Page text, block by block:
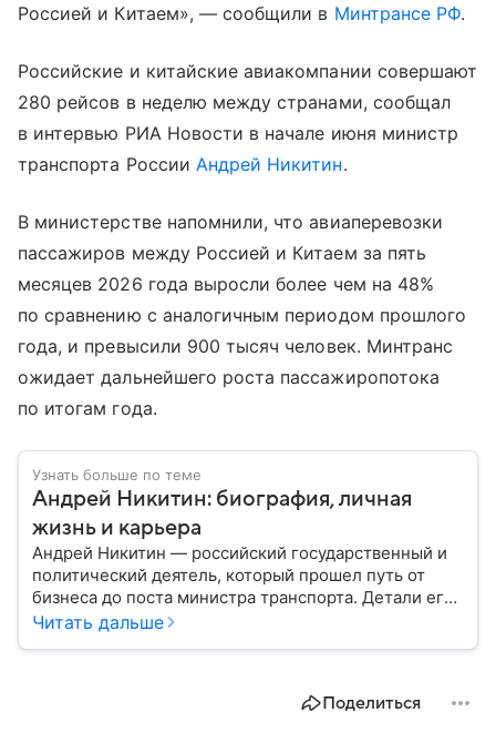
Россией и Китаем», — сообщили в Минтрансе РФ.
Российские и китайские авиакомпании совершают
280 рейсов в неделю между странами, сообщал
в интервью РИА Новости в начале июня министр
транспорта России Андрей Никитин.
В министерстве напомнили, что авиаперевозки
пассажиров между Россией и Китаем за пять
месяцев 2026 года выросли более чем на 48%
по сравнению с аналогичным периодом прошлого
года, и превысили 900 тысяч человек. Минтранс
ожидает дальнейшего роста пассажиропотока
по итогам года.
Узнать больше по теме
Андрей Никитин: биография, личная
жизнь и карьера
Андрей Никитин — российский государственный и
политический деятель, который прошел путь от
бизнеса до поста министра транспорта. Детали его
биографии — в нашем материале.
Читать дальше
Поделиться